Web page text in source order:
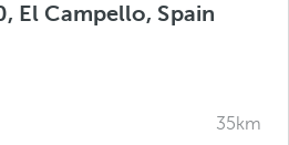
El Campello, Spain
35km